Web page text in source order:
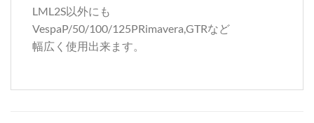
LML2S以外にも
VespaP/50/100/125PRimavera,GTRなど
幅広く使用出来ます。